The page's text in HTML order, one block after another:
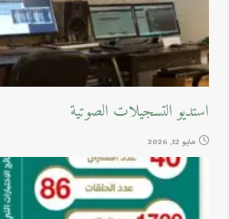
استديو التسجيلات الصوتية
مايو 12, 2026